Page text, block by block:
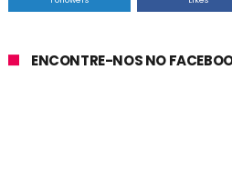
ENCONTRE-NOS NO